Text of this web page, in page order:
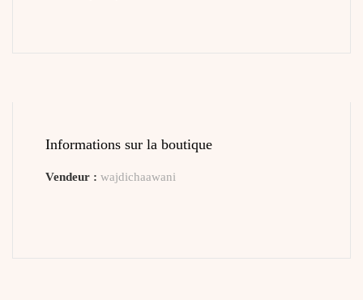
Informations sur la boutique
Vendeur : wajdichaawani